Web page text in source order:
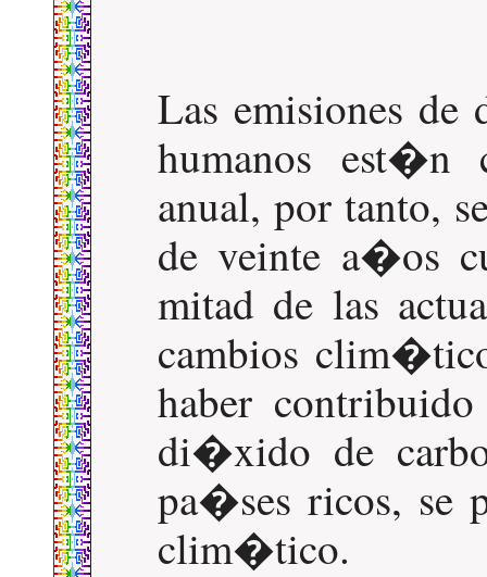
Las emisiones
humanos est�n
anual, por tanto,
de veinte a�os
mitad de las
cambios
haber
di�xido de
pa�ses ricos, se
clim�tico.